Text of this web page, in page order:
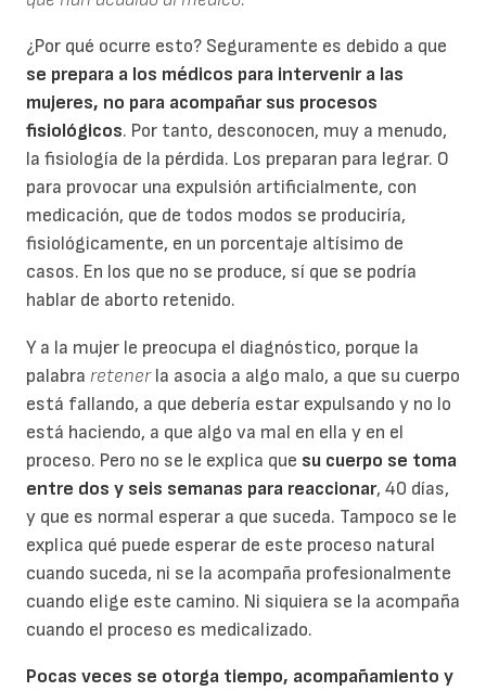
¿Por qué ocurre esto? Seguramente es debido a que
se prepara a los médicos para intervenir a las
mujeres, no para acompañar sus procesos
fisiológicos. Por tanto, desconocen, muy a menudo,
la fisiología de la pérdida. Los preparan para legrar. O
para provocar una expulsión artificialmente, con
medicación, que de todos modos se produciría,
fisiológicamente, en un porcentaje altísimo de
casos. En los que no se produce, sí que se podría
hablar de aborto retenido.
Y a la mujer le preocupa el diagnóstico, porque la
palabra retenerla asocia a algo malo, a que su cuerpo
está fallando, a que debería estar expulsando y no lo
está haciendo, a que algo va mal en ella y en el
proceso. Pero no se le explica que su cuerpo se toma
entre dos y seis semanas para reaccionar, 40 días,
y que es normal esperar a que suceda. Tampoco se le
explica qué puede esperar de este proceso natural
cuando suceda, ni se la acompaña profesionalmente
cuando elige este camino. Ni siquiera se la acompaña
cuando el proceso es medicalizado.
Pocas veces se otorga tiempo, acompañamiento y